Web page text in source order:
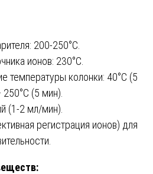
200-250°C.
ионов: 230°C.
температуры колонки: 40°C (5
(5 мин).
(1-2 мл/мин).
регистрация ионов) для